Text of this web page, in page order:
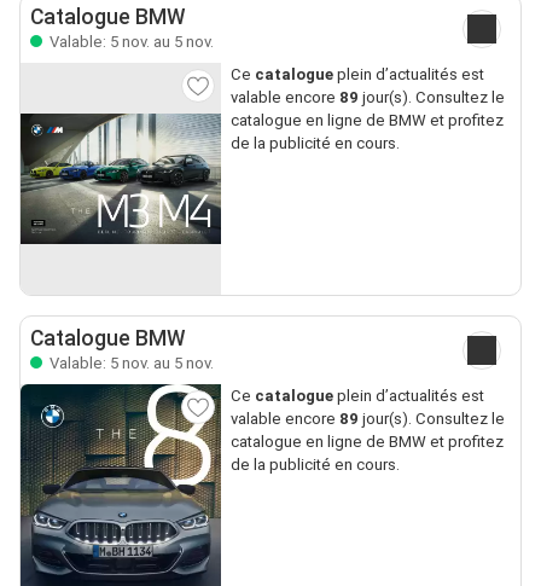
Catalogue BMW
Valable: 5 nov. au 5 nov.
Ce catalogueplein d’actualités est
valable encore 89 jour(s). Consultez le
catalogue en ligne de BMW et profitez
de la publicité en cours.
Catalogue BMW
Valable: 5 nov. au 5 nov.
Ce catalogueplein d’actualités est
valable encore 89 jour(s). Consultez le
catalogue en ligne de BMW et profitez
de la publicité en cours.